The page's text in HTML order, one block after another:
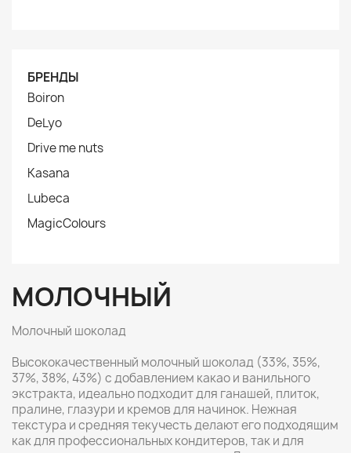
БРЕНДЫ
Boiron
DeLyo
Drive me nuts
Kasana
Lubeca
MagicColours
МОЛОЧНЫЙ
Молочный шоколад
Высококачественный молочный шоколад (33%, 35%,
37%, 38%, 43%) с добавлением какао и ванильного
экстракта, идеально подходит для ганашей, плиток,
пралине, глазури и кремов для начинок. Нежная
текстура и средняя текучесть делают его подходящим
как для профессиональных кондитеров, так и для